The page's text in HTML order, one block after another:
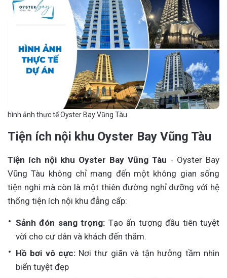
hình ảnh thực tế Oyster Bay Vũng Tàu
Tiện ích nội khu Oyster Bay Vũng Tàu
Tiện ích nội khu Oyster Bay Vũng Tàu - Oyster Bay
Vũng Tàu không chỉ mang đến một không gian sống
tiện nghi mà còn là một thiên đường nghỉ dưỡng với hệ
thống tiện ích nội khu đẳng cấp:
Sảnh đón sang trọng: Tạo ấn tượng đầu tiên tuyệt
vời cho cư dân và khách đến thăm.
Hồ bơi vô cực: Nơi thư giãn và tận hưởng tầm nhìn
biển tuyệt đẹp